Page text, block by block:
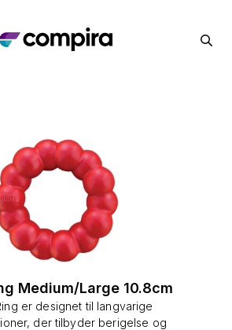
Medium/Large 10.8cm
er designet til langvarige
der tilbyder berigelse og